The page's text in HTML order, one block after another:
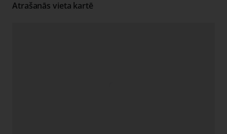
Atrašanās vieta kartē